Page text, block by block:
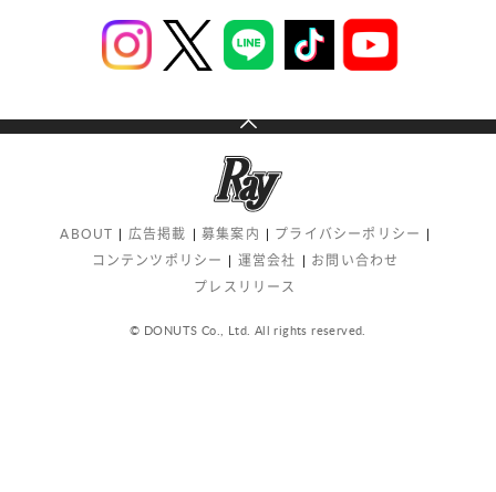
ABOUT 広告掲載 募集案内
プライバシーポリシー
コンテンツポリシー
運営会社
お問い合わせ
プレスリリース
© DONUTS Co., Ltd. All rights reserved.